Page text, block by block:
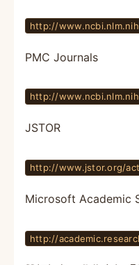
http://
PMC Journals
http://
JSTOR
http://www.jstor.org/
Microsoft Academic
http://